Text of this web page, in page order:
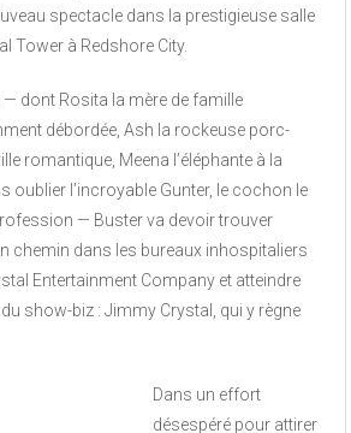
spectacle dans la prestigieuse salle
Tower à Redshore City.
— dont Rosita la mère de famille
débordée, Ash la rockeuse porc-
romantique, Meena l’éléphante à la
oublier l’incroyable Gunter, le cochon le
— Buster va devoir trouver
chemin dans les bureaux inhospitaliers
Entertainment Company et atteindre
show-biz : Jimmy Crystal, qui y règne
Dans un effort
désespéré pour attirer